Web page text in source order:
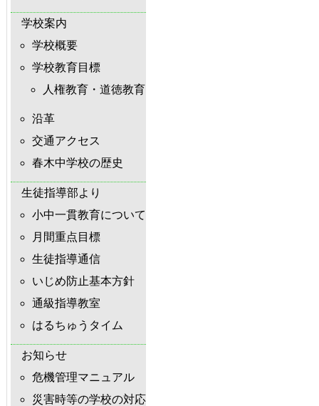
学校案内
学校概要
学校教育目標
人権教育・道徳教育
沿革
交通アクセス
春木中学校の歴史
生徒指導部より
小中一貫教育について
月間重点目標
生徒指導通信
いじめ防止基本方針
通級指導教室
はるちゅうタイム
お知らせ
危機管理マニュアル
災害時等の学校の対応